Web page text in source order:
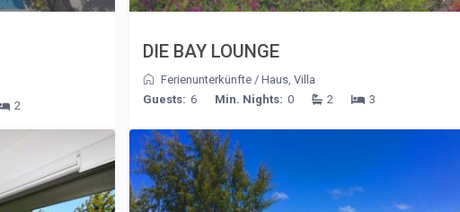
2
DIE BAY LOUNGE
Ferienunterkünfte /Haus ,Villa
Guests: 6 Min. Nights: 0 2 3